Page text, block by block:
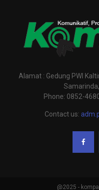
Alamat : Gedung PWI
Phone: 0852-
Contact us:
@2025 -